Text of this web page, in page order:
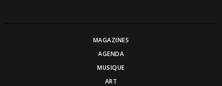
MAGAZINES
AGENDA
MUSIQUE
ART